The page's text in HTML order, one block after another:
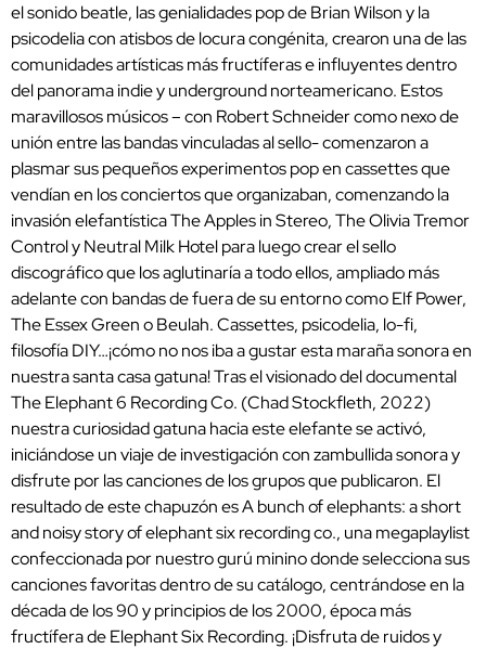
el sonido beatle, las genialidades pop de Brian Wilson y la
psicodelia con atisbos de locura congénita, crearon una de las
comunidades artísticas más fructíferas e influyentes dentro
del panorama indie y underground norteamericano. Estos
maravillosos músicos – con Robert Schneider como nexo de
unión entre las bandas vinculadas al sello- comenzaron a
plasmar sus pequeños experimentos pop en cassettes que
vendían en los conciertos que organizaban, comenzando la
invasión elefantística The Apples in Stereo, The Olivia Tremor
Control y Neutral Milk Hotel para luego crear el sello
discográfico que los aglutinaría a todo ellos, ampliado más
adelante con bandas de fuera de su entorno como Elf Power,
The Essex Green o Beulah. Cassettes, psicodelia, lo-fi,
filosofía DIY…¡cómo no nos iba a gustar esta maraña sonora en
nuestra santa casa gatuna! Tras el visionado del documental
The Elephant 6 Recording Co. (Chad Stockfleth, 2022)
nuestra curiosidad gatuna hacia este elefante se activó,
iniciándose un viaje de investigación con zambullida sonora y
disfrute por las canciones de los grupos que publicaron. El
resultado de este chapuzón es A bunch of elephants: a short
and noisy story of elephant six recording co., una megaplaylist
confeccionada por nuestro gurú minino donde selecciona sus
canciones favoritas dentro de su catálogo, centrándose en la
década de los 90 y principios de los 2000, época más
fructífera de Elephant Six Recording. ¡Disfruta de ruidos y